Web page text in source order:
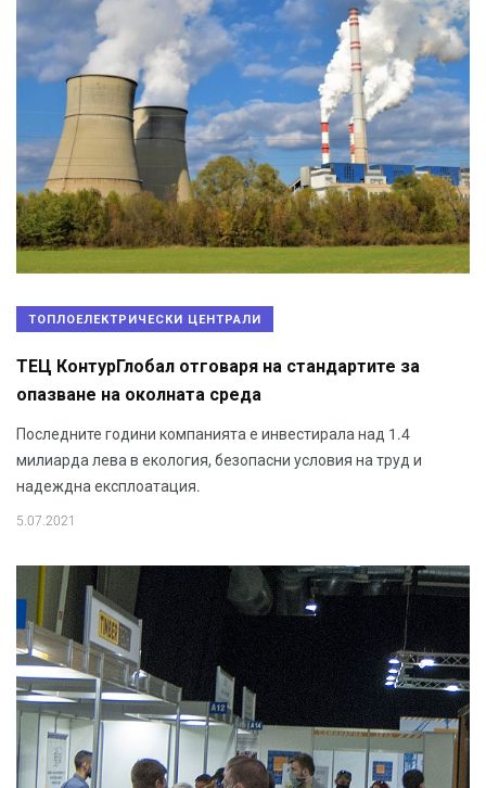
ТОПЛОЕЛЕКТРИЧЕСКИ ЦЕНТРАЛИ
ТЕЦ КонтурГлобал отговаря на стандартите за
опазване на околната среда
Последните години компанията е инвестирала над 1.4
милиарда лева в екология, безопасни условия на труд и
надеждна експлоатация.
5.07.2021